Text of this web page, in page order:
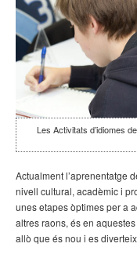
Les Activitats d’idiomes
Actualment l’aprenentatge
nivell cultural, acadèmic i
unes etapes òptimes per a
altres raons, és en
allò que és nou i es